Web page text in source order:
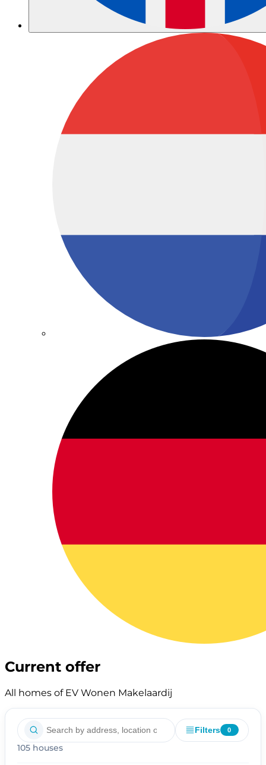
Current offer
All homes of EV Wonen Makelaardij
Filters 0
105 houses